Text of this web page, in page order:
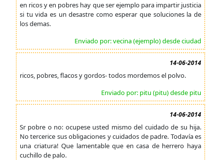
en ricos y en pobres hay que ser ejemplo para impartir justicia
si tu vida es un desastre como esperar que soluciones la de
los demas.
Enviado por: vecina (ejemplo) desde ciudad
14-06-2014
ricos, pobres, flacos y gordos- todos mordemos el polvo.
Enviado por: pitu (pitu) desde pitu
14-06-2014
Sr pobre o no: ocupese usted mismo del cuidado de su hija.
No tercerice sus obligaciones y cuidados de padre. Todavía es
una criatura! Que lamentable que en casa de herrero haya
cuchillo de palo.